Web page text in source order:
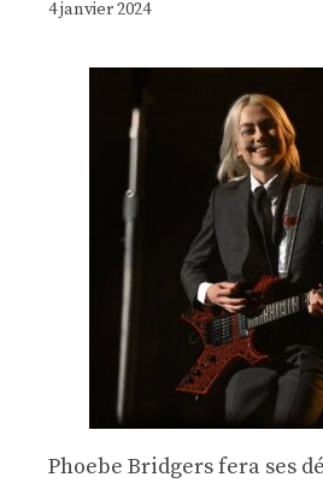
4 janvier 2024
Phoebe Bridgers fera ses